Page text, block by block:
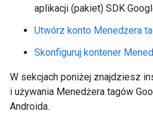
aplikacji (pakiet) SDK
Utwórz konto Menedżera
Skonfiguruj kontener
W sekcjach poniżej znajdziesz
i używania Menedżera tagów
Androida.